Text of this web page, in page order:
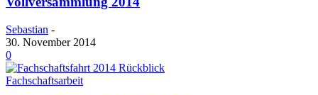
Sebastian -
30. November 2014
0
Fachschaftsarbeit